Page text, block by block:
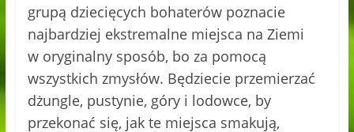
grupą dziecięcych bohaterów poznacie
najbardziej ekstremalne miejsca na Ziemi
w oryginalny sposób, bo za pomocą
wszystkich zmysłów. Będziecie przemierzać
dżungle, pustynie, góry i lodowce, by
przekonać się, jak te miejsca smakują,